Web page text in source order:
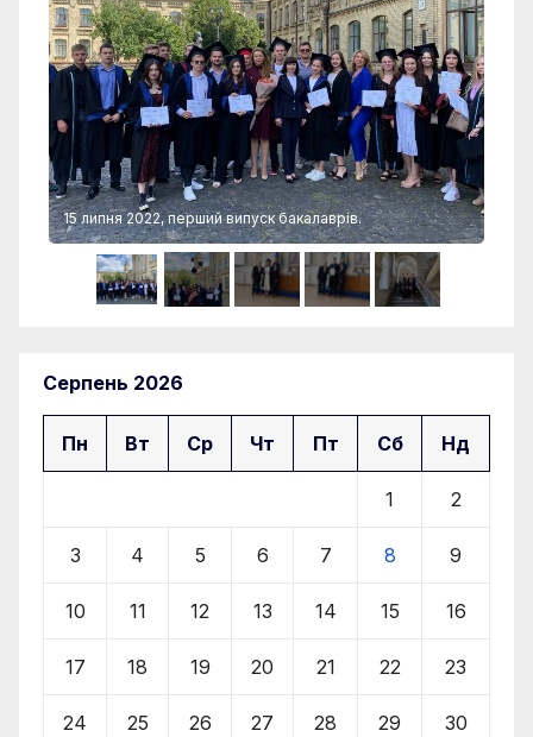
15 липня 2022, перший випуск бакалаврів.
Серпень 2026
Пн Вт Ср Чт Пт Сб Нд
1 2
3 4 5 6 7 8 9
10 11 12 13 14 15 16
17 18 19 20 21 22 23
24 25 26 27 28 29 30